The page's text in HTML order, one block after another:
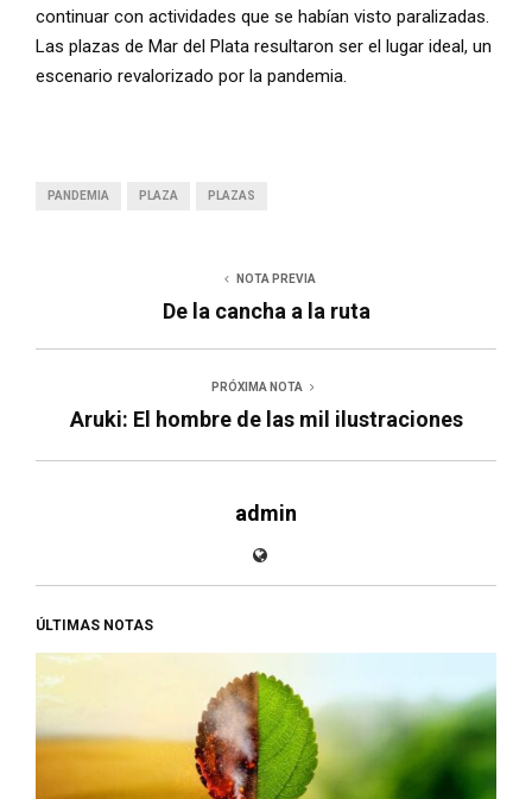
continuar con actividades que se habían visto paralizadas.
Las plazas de Mar del Plata resultaron ser el lugar ideal, un
escenario revalorizado por la pandemia.
PANDEMIA PLAZA PLAZAS
NOTA PREVIA
De la cancha a la ruta
PRÓXIMA NOTA
Aruki: El hombre de las mil ilustraciones
admin
ÚLTIMAS NOTAS